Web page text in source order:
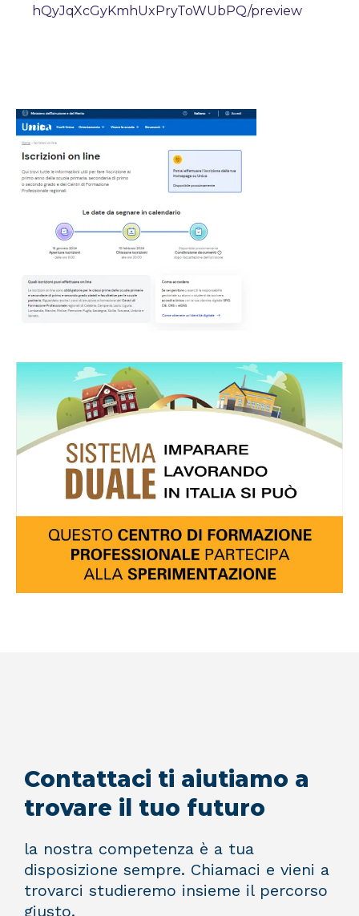
hQyJqXcGyKmhUxPryToWUbPQ/preview
Contattaci ti aiutiamo a
trovare il tuo futuro
la nostra competenza è a tua
disposizione sempre. Chiamaci e vieni a
trovarci studieremo insieme il percorso
giusto.